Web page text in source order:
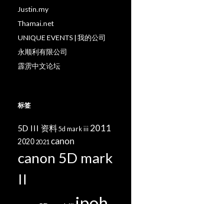
Justin.my
Thamai.net
UNIQUE EVENTS | 我的公司
永顺利有限公司
霹雳中文论坛
标签
5D III 资料5d mark iii 2011
2020 2021 canon
canon 5D mark
II